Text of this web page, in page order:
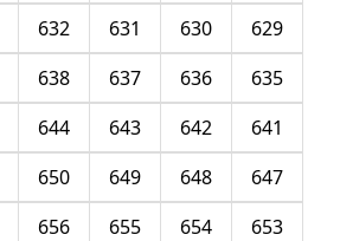
629
630
631
632
635
636
637
638
641
642
643
644
647
648
649
650
653
654
655
656